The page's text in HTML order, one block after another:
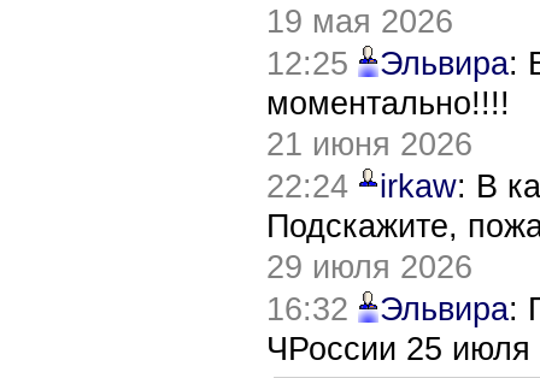
19 мая 2026
12:25
Эльвира:
моментально!!!!
21 июня 2026
22:24
irkaw: В
Подскажите,
29 июля 2026
16:32
Эльвира:
ЧРоссии 25 июля